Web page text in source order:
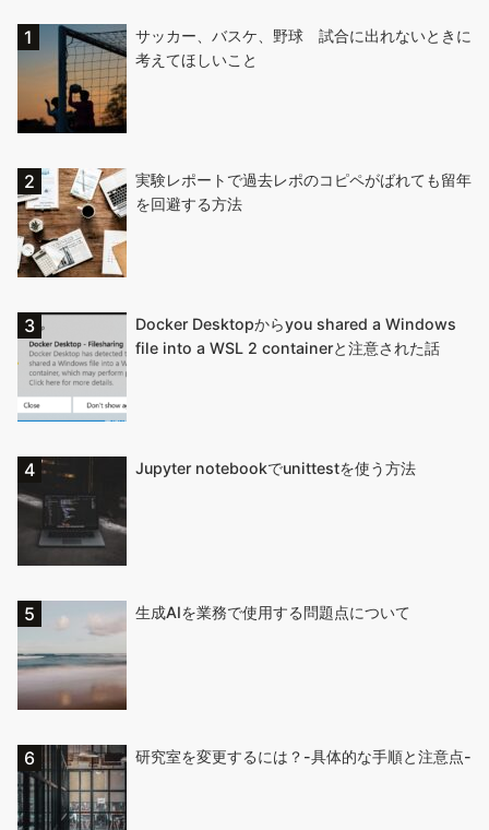
サッカー、バスケ、野球 試合に出れないときに
考えてほしいこと
実験レポートで過去レポのコピペがばれても留年
を回避する方法
Docker Desktopからyou shared a Windows
file into a WSL 2 containerと注意された話
Jupyter notebookでunittestを使う方法
生成AIを業務で使用する問題点について
研究室を変更するには？-具体的な手順と注意点-